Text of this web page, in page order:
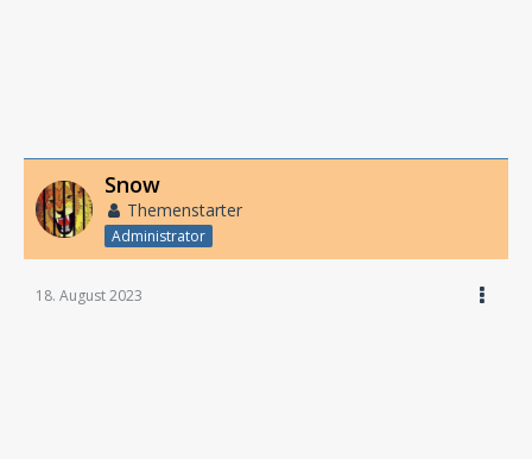
Snow
Themenstarter
Administrator
18. August 2023